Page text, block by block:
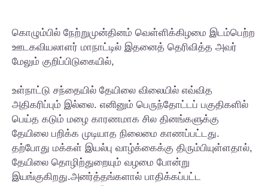
கொழும்பில் நேற்றுமுன்தினம் வெள்ளிக்கிழமை இடம்பெற்ற
ஊடகவியலாளர் மாநாட்டில் இதனைத் தெரிவித்த அவர்
மேலும் குறிப்பிடுகையில்,
உள்நாட்டு சந்தையில் தேயிலை விலையில் எவ்வித
அதிகரிப்பும் இல்லை. எனினும் பெருந்தோட்டப் பகுதிகளில்
பெய்த கடும் மழை காரணமாக சில தினங்களுக்கு
தேயிலை பறிக்க முடியாத நிலைமை காணப்பட்டது.
தற்போது மக்கள் இயல்பு வாழ்க்கைக்கு திரும்பியுள்ளதால்,
தேயிலை தொழிற்துறையும் வழமை போன்று
இயங்குகிறது.அனர்த்தங்களால் பாதிக்கப்பட்ட